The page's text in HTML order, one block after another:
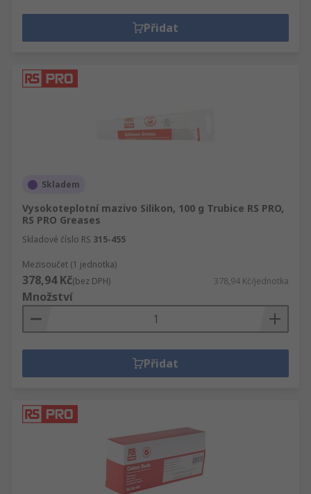
Přidat
Skladem
Vysokoteplotní mazivo Silikon, 100 g Trubice RS PRO,
RS PRO Greases
Skladové číslo RS 315-455
Mezisoučet (1 jednotka)
378,94 Kč(bez DPH) 378,94 Kč/jednotka
Množství
Přidat